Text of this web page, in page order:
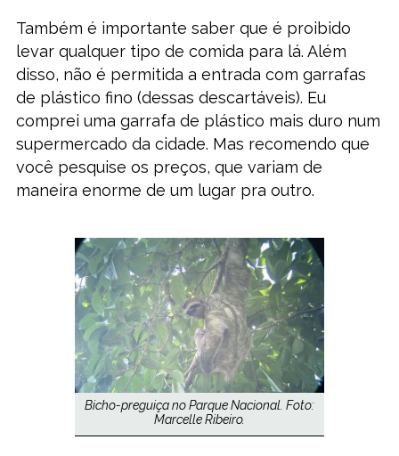
Também é importante saber que é proibido
levar qualquer tipo de comida para lá. Além
disso, não é permitida a entrada com garrafas
de plástico fino (dessas descartáveis). Eu
comprei uma garrafa de plástico mais duro num
supermercado da cidade. Mas recomendo que
você pesquise os preços, que variam de
maneira enorme de um lugar pra outro.
Bicho-preguiça no Parque Nacional. Foto:
Marcelle Ribeiro.